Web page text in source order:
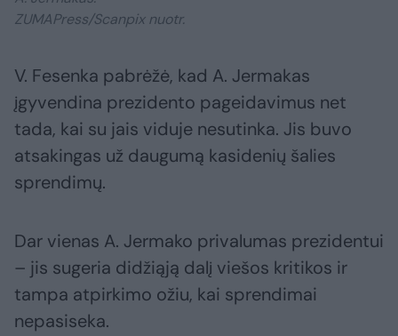
ZUMAPress/Scanpix nuotr.
V. Fesenka pabrėžė, kad A. Jermakas
įgyvendina prezidento pageidavimus net
tada, kai su jais viduje nesutinka. Jis buvo
atsakingas už daugumą kasidenių šalies
sprendimų.
Dar vienas A. Jermako privalumas prezidentui
– jis sugeria didžiąją dalį viešos kritikos ir
tampa atpirkimo ožiu, kai sprendimai
nepasiseka.